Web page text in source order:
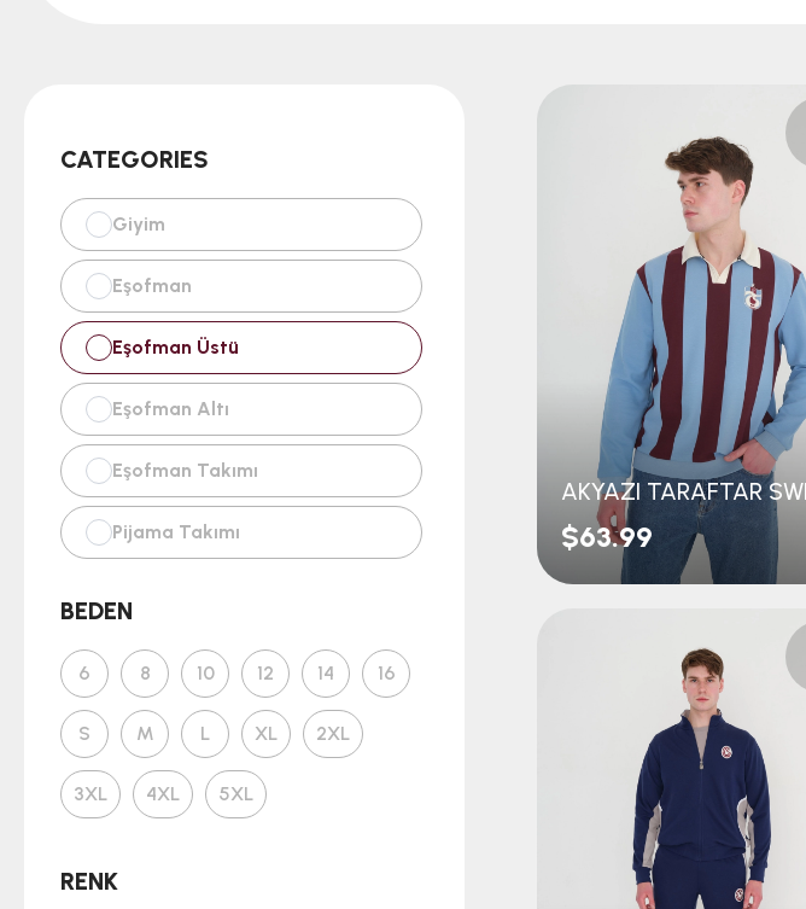
CATEGORIES
Giyim
Eşofman
Eşofman Üstü
Eşofman Altı
Eşofman Takımı
Pijama Takımı
BEDEN
6 8 10 12 14 16
S M L XL 2XL
3XL 4XL 5XL
RENK
$63.99